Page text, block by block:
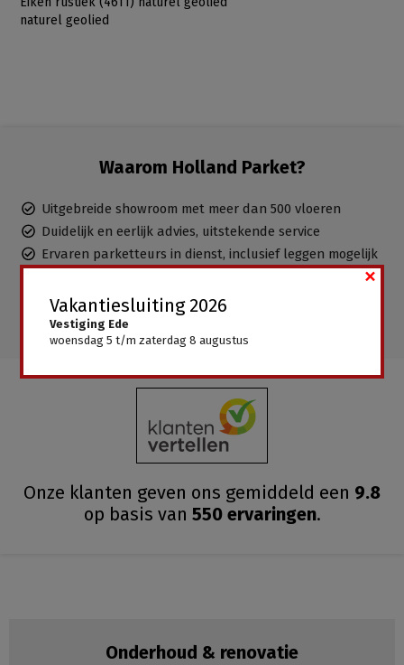
naturel geolied
Waarom Holland Parket?
Uitgebreide showroom met meer dan 500 vloeren
Duidelijk en eerlijk advies, uitstekende service
Ervaren parketteurs in dienst, inclusief leggen mogelijk
Alle vloeren direct leverbaar, geen wachttijden
Onze klanten geven ons gemiddeld een 9.8
op basis van 550ervaringen.
Onderhoud & renovatie
Vakantiesluiting 2026
Vestiging Ede
woensdag 5 t/m zaterdag 8 augustus
×